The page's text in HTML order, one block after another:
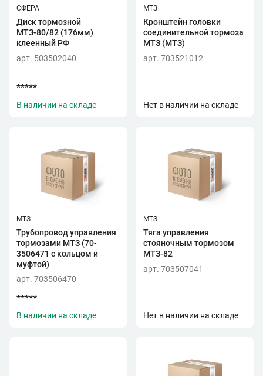
СФЕРА
Диск тормозной
МТЗ-80/82 (176мм)
клеенный РФ
арт. 503502040
*****
В наличии на складе
МТЗ
Кронштейн головки
соединительной тормоза
МТЗ (МТЗ)
арт. 703521012
Нет в наличии на складе
МТЗ
Трубопровод управления
тормозами МТЗ (70-
3506471 с кольцом и
муфтой)
арт. 703506470
*****
В наличии на складе
МТЗ
Тяга управления
стояночным тормозом
МТЗ-82
арт. 703507041
Нет в наличии на складе